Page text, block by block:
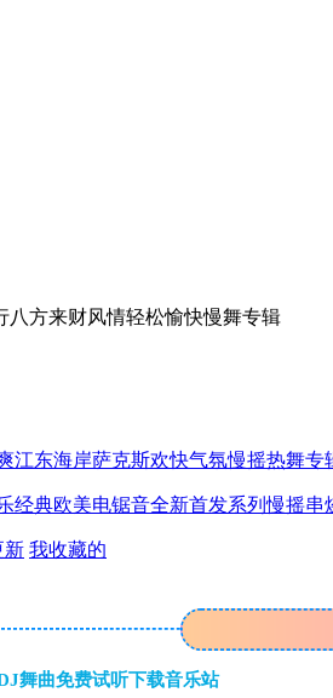
八方来财风情轻松愉快慢舞专辑
江东海岸萨克斯欢快气氛慢摇热舞专
经典欧美电锯音全新首发系列慢摇串
新 我收藏的
舞曲免费试听下载音乐站